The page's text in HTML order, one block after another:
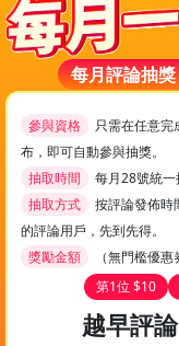
每月評論抽
參與資格
只需在任意
布，即可自動參與抽獎。
抽取時間
每月28號統一
抽取方式
按評論發佈時
的評論用戶，先到先得。
獎勵金額
（無門檻優惠
第1位 $10
越早評